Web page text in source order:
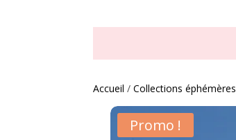
Accueil /Collections éphémères
Promo !